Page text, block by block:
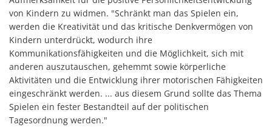
von Kindern zu widmen. "Schränkt man das Spielen ein,
werden die Kreativität und das kritische Denkvermögen von
Kindern unterdrückt, wodurch ihre
Kommunikationsfähigkeiten und die Möglichkeit, sich mit
anderen auszutauschen, gehemmt sowie körperliche
Aktivitäten und die Entwicklung ihrer motorischen Fähigkeiten
eingeschränkt werden. ... aus diesem Grund sollte das Thema
Spielen ein fester Bestandteil auf der politischen
Tagesordnung werden."